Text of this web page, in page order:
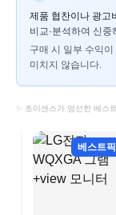
제품 협찬이나 광고
비교·분석하여 신중
구매 시 일부 수익
미치지 않습니다.
✨ 초이센스가 엄선한 베스
베스트픽